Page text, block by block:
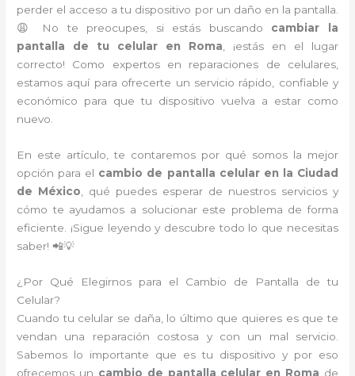
perder el acceso a tu dispositivo por un daño en la pantalla.
😩 No te preocupes, si estás buscando cambiar la
pantalla de tu celular en Roma, ¡estás en el lugar
correcto! Como expertos en reparaciones de celulares,
estamos aquí para ofrecerte un servicio rápido, confiable y
económico para que tu dispositivo vuelva a estar como
nuevo.
En este artículo, te contaremos por qué somos la mejor
opción para el cambio de pantalla celular en la Ciudad
de México , qué puedes esperar de nuestros servicios y
cómo te ayudamos a solucionar este problema de forma
eficiente. ¡Sigue leyendo y descubre todo lo que necesitas
saber! 📲💡
¿Por Qué Elegirnos para el Cambio de Pantalla de tu
Celular?
Cuando tu celular se daña, lo último que quieres es que te
vendan una reparación costosa y con un mal servicio.
Sabemos lo importante que es tu dispositivo y por eso
ofrecemos un cambio de pantalla celular en Roma de